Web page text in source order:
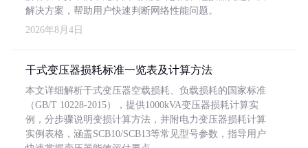
解决方案，帮助用户快速判断网络性能问题。
2026年8月4日
干式变压器损耗标准一览表及计算方法
本文详细解析干式变压器空载损耗、负载损耗的国家标准
（GB/T 10228-2015），提供1000kVA变压器损耗计算实
例，分步骤说明变损计算方法，并附电力变压器损耗计算
实例表格，涵盖SCB10/SCB13等常见型号参数，指导用户